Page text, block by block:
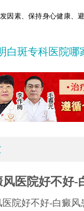
因素、保持身心健康、
白斑专科医院
风医院好不好-
医院好不好-白癜